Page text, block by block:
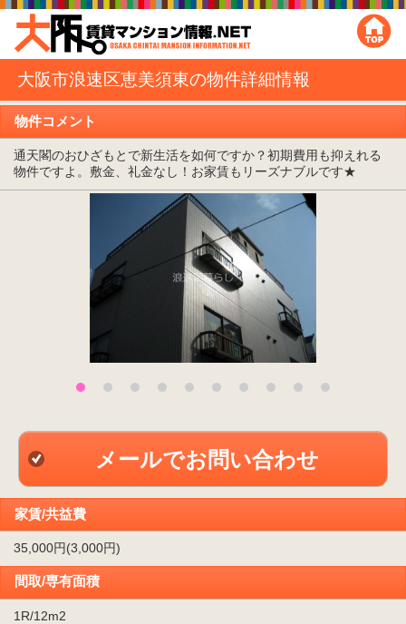
大阪市浪速区恵美須東の物件詳細情報
物件コメント
通天閣のおひざもとで新生活を如何ですか？初期費用も抑えれる
物件ですよ。敷金、礼金なし！お家賃もリーズナブルです★
メールでお問い合わせ
家賃/共益費
35,000円(3,000円)
間取/専有面積
1R/12m2